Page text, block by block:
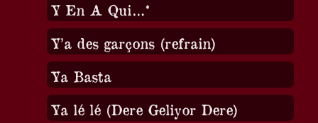
Y En A Qui…*
Y’a des garçons (refrain)
Ya Basta
Ya lé lé (Dere Geliyor Dere)